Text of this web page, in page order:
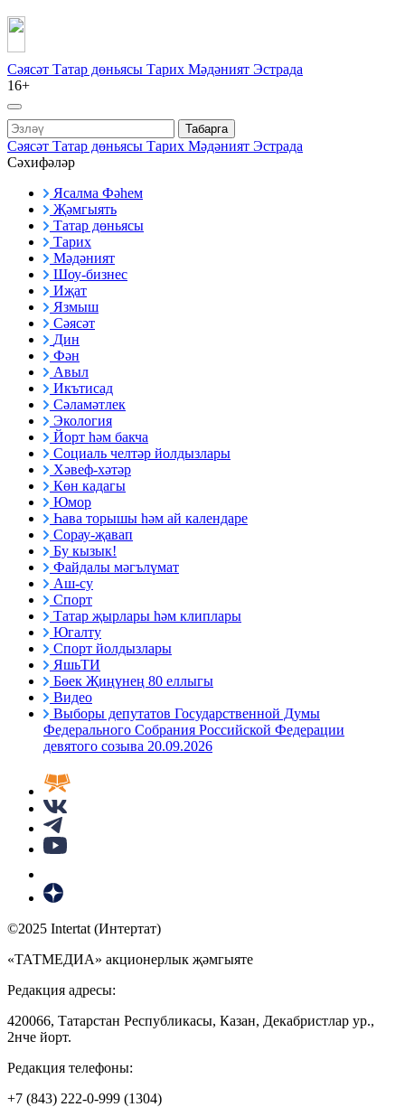
Сәясәт Татар дөньясы Тарих Мәдәният Эстрада
16+
Табарга
Сәясәт Татар дөньясы Тарих Мәдәният Эстрада
Сәхифәләр
Ясалма Фәһем
Җәмгыять
Татар дөньясы
Тарих
Мәдәният
Шоу-бизнес
Иҗат
Язмыш
Сәясәт
Дин
Фән
Авыл
Икътисад
Сәламәтлек
Экология
Йорт һәм бакча
Социаль челтәр йолдызлары
Хәвеф-хәтәр
Көн кадагы
Юмор
Һава торышы һәм ай календаре
Сорау-җавап
Бу кызык!
Файдалы мәгълүмат
Аш-су
Спорт
Татар җырлары һәм клиплары
Югалту
Спорт йолдызлары
ЯшьТИ
Бөек Җиңүнең 80 еллыгы
Видео
Выборы депутатов Государственной Думы
Федерального Собрания Российской Федерации
девятого созыва 20.09.2026
©2025 Intertat (Интертат)
«ТАТМЕДИА» акционерлык җәмгыяте
Редакция адресы:
420066, Татарстан Республикасы, Казан, Декабристлар ур.,
2нче йорт.
Редакция телефоны:
+7 (843) 222-0-999 (1304)